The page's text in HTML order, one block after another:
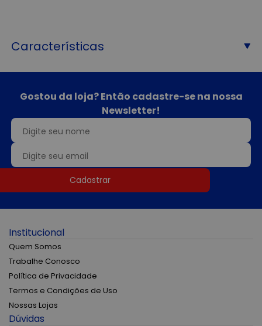
Características
Gostou da loja? Então cadastre-se na nossa
Newsletter!
Cadastrar
Institucional
Quem Somos
Trabalhe Conosco
Política de Privacidade
Termos e Condições de Uso
Nossas Lojas
Dúvidas